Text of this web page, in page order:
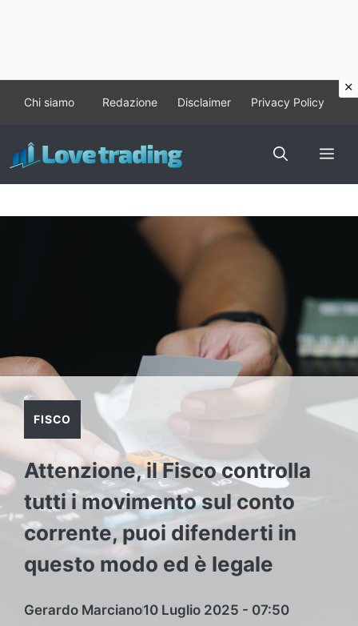
contenuto
Chi siamo Redazione Disclaimer Privacy Policy
FISCO
Attenzione, il Fisco controlla
tutti i movimento sul conto
corrente, puoi difenderti in
questo modo ed è legale
Gerardo Marciano10 Luglio 2025 - 07:50